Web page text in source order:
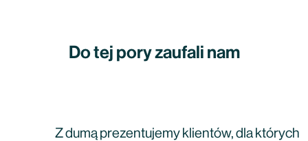
Do tej pory zaufali nam
Z dumą prezentujemy klientów, dla których